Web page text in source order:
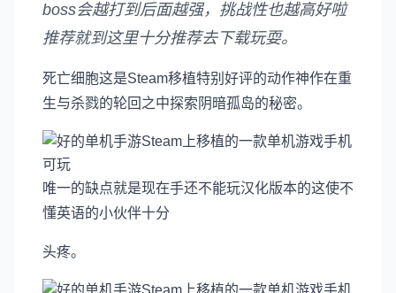
boss会越打到后面越强，挑战性也越高好啦
推荐就到这里十分推荐去下载玩耍。
死亡细胞这是Steam移植特别好评的动作神作在重
生与杀戮的轮回之中探索阴暗孤岛的秘密。
唯一的缺点就是现在手还不能玩汉化版本的这使不
懂英语的小伙伴十分
头疼。